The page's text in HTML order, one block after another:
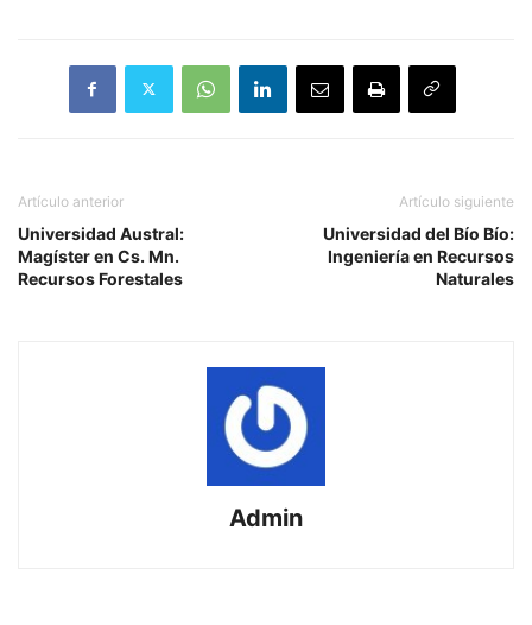
Artículo anterior
Universidad Austral:
Magíster en Cs. Mn.
Recursos Forestales
Artículo siguiente
Universidad del Bío Bío:
Ingeniería en Recursos
Naturales
Admin